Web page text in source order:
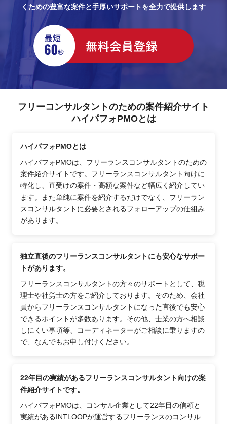
くための豊富な案件と手厚いサポートを全力で提供します
フリーコンサルタントのための案件紹介サイト
ハイパフォPMOとは
ハイパフォPMOとは
ハイパフォPMOは、フリーランスコンサルタントのための
案件紹介サイトです。フリーランスコンサルタント向けに
特化し、直受けの案件・高額な案件など幅広く紹介してい
ます。また単純に案件を紹介するだけでなく、フリーラン
スコンサルタントに必要とされるフォローアップの仕組み
があります。
独立直後のフリーランスコンサルタントにも安心なサポー
トがあります。
フリーランスコンサルタントの方々のサポートとして、税
理士や社労士の方をご紹介しております。そのため、会社
員からフリーランスコンサルタントになった直後でも安心
できるポイントが多数あります。その他、士業の方へ相談
しにくい事項等、コーディネーターがご相談に乗りますの
で、なんでもお申し付けください。
22年目の実績があるフリーランスコンサルタント向けの案
件紹介サイトです。
ハイパフォPMOは、コンサル企業として22年目の信頼と
実績があるINTLOOPが運営するフリーランスのコンサル